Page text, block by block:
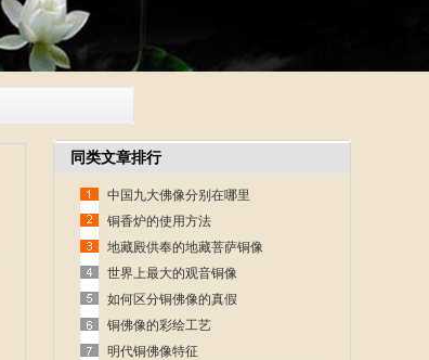
同类文章排行
中国九大佛像分别在哪里
铜香炉的使用方法
地藏殿供奉的地藏菩萨铜像
世界上最大的观音铜像
如何区分铜佛像的真假
铜佛像的彩绘工艺
明代铜佛像特征